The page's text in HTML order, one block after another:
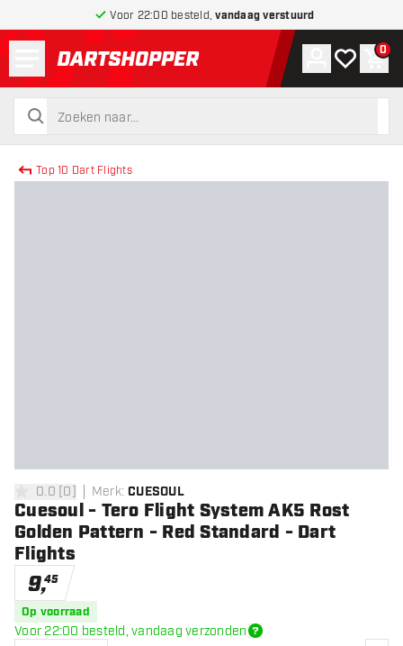
Voor 22:00 besteld,vandaag verstuurd
terug naar home pagina
zoeken
zoeken
Account
Mijn 0
Top 10 Dart Flights
0 score sterren
0.0 [0] Merk: CUESOUL
Cuesoul - Tero Flight System AK5 Rost
Golden Pattern - Red Standard - Dart
Flights
9,45
Op voorraad
Voor 22:00 besteld, vandaag verzonden